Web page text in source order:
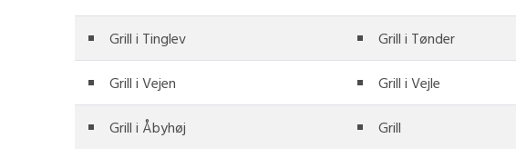
Grill i Tinglev Grill i Tønder
Grill i Vejen Grill i Vejle
Grill i Åbyhøj Grill